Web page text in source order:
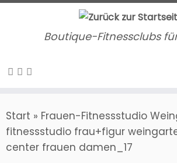
Zum
Boutique-Fitnessclubs
Start » Frauen-Fitnessstudio
fitnessstudio frau+figur
center frauen damen_17